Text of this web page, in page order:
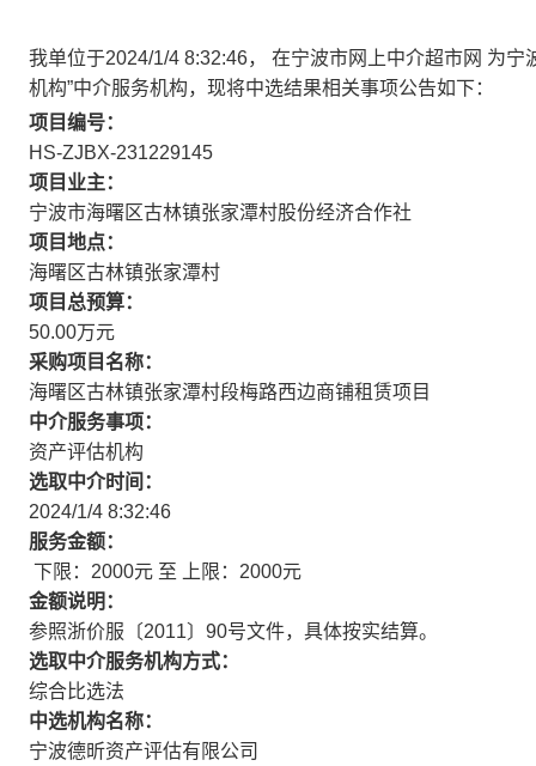
我单位于2024/1/4 8:32:46， 在宁波市网上中介超市网 为
机构”中介服务机构，现将中选结果相关事项公告如下：
项目编号：
HS-ZJBX-231229145
项目业主：
宁波市海曙区古林镇张家潭村股份经济合作社
项目地点：
海曙区古林镇张家潭村
项目总预算：
50.00万元
采购项目名称：
海曙区古林镇张家潭村段梅路西边商铺租赁项目
中介服务事项：
资产评估机构
选取中介时间：
2024/1/4 8:32:46
服务金额：
下限：2000元 至 上限：2000元
金额说明：
参照浙价服〔2011〕90号文件，具体按实结算。
选取中介服务机构方式：
综合比选法
中选机构名称：
宁波德昕资产评估有限公司